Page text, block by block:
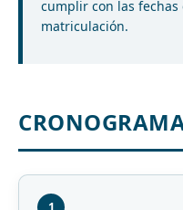
cumplir con las
matriculación.
1